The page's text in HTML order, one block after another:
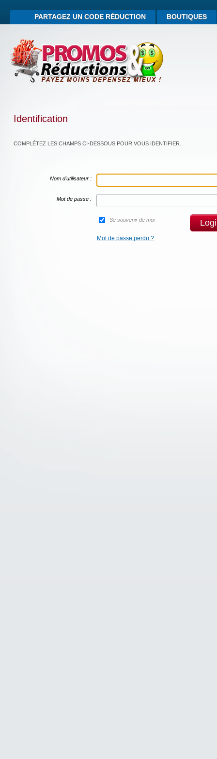
PARTAGEZ UN CODE RÉDUCTION BOUTIQUES
Identification
COMPLÉTEZ LES CHAMPS CI-DESSOUS POUR VOUS IDENTIFIER.
Nom d'utilisateur :
Mot de passe :
Se souvenir de moi
Mot de passe perdu ?